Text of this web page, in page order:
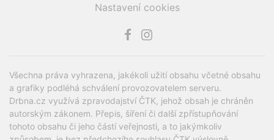
Nastavení cookies
Všechna práva vyhrazena, jakékoli užití obsahu včetné obsahu
a grafiky podléhá schválení provozovatelem serveru.
Drbna.cz využívá zpravodajství ČTK, jehož obsah je chráněn
autorským zákonem. Přepis, šíření či další zpřístupňování
tohoto obsahu či jeho částí veřejnosti, a to jakýmkoliv